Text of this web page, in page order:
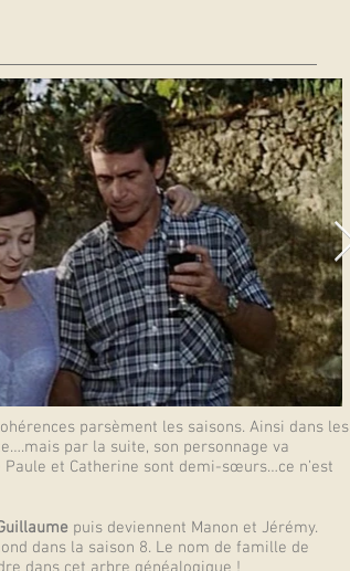
parsèment les saisons. Ainsi dans les
par la suite, son personnage va
et Catherine sont demi-sœurs…ce n’est
puis deviennent Manon et Jérémy.
dans la saison 8. Le nom de famille de